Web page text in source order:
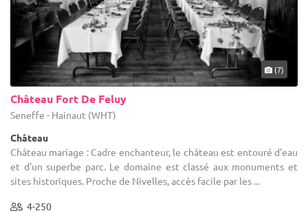
(7)
Château Fort De Feluy
Seneffe - Hainaut (WHT)
Château
Château mariage : Cadre enchanteur, le château est entouré d'eau
et d'un superbe parc. Le domaine est classé aux monuments et
sites historiques. Proche de Nivelles, accès facile par les ...
4-250